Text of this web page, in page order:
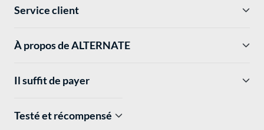
Service client
À propos de ALTERNATE
Il suffit de payer
Testé et récompensé